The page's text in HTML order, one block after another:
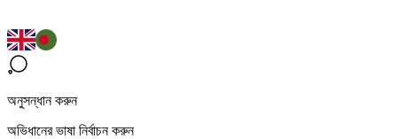
অনুসন্ধান করুন
অভিধানের ভাষা নির্বাচন করুন